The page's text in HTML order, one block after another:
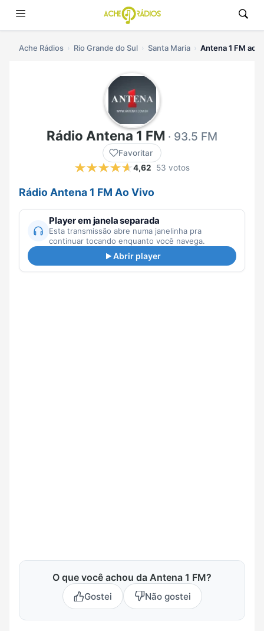
Ache Rádios Rio Grande do Sul Santa Maria Antena 1 FM ao
Rádio Antena 1 FM · 93.5 FM
Favoritar
4,62
53 votos
Rádio Antena 1 FM Ao Vivo
Player em janela separada
Esta transmissão abre numa janelinha pra
continuar tocando enquanto você navega.
Abrir player
O que você achou da Antena 1 FM?
Gostei Não gostei